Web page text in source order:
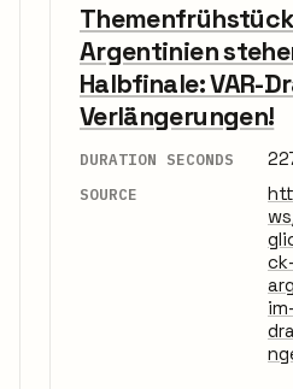
Argentinien
Halbfinale: VAR-
Verlängerungen!
DURATION SECONDS
SOURCE